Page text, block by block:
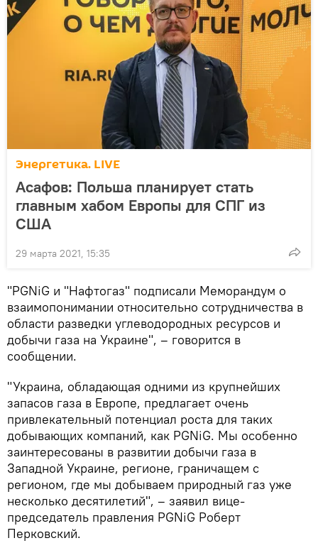
Энергетика. LIVE
Асафов: Польша планирует стать
главным хабом Европы для СПГ из
США
29 марта 2021, 15:35
"PGNiG и "Нафтогаз" подписали Меморандум о
взаимопонимании относительно сотрудничества в
области разведки углеводородных ресурсов и
добычи газа на Украине", – говорится в
сообщении.
"Украина, обладающая одними из крупнейших
запасов газа в Европе, предлагает очень
привлекательный потенциал роста для таких
добывающих компаний, как PGNiG. Мы особенно
заинтересованы в развитии добычи газа в
Западной Украине, регионе, граничащем с
регионом, где мы добываем природный газ уже
несколько десятилетий", – заявил вице-
председатель правления PGNiG Роберт
Перковский.